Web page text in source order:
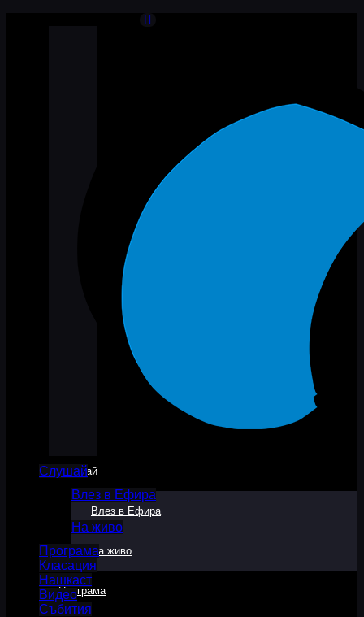
Слушай
Влез в Ефира
На живо
Програма
Класация
Нашкаст
Видео
Събития
Слушай
Влез в Ефира
На живо
Програма